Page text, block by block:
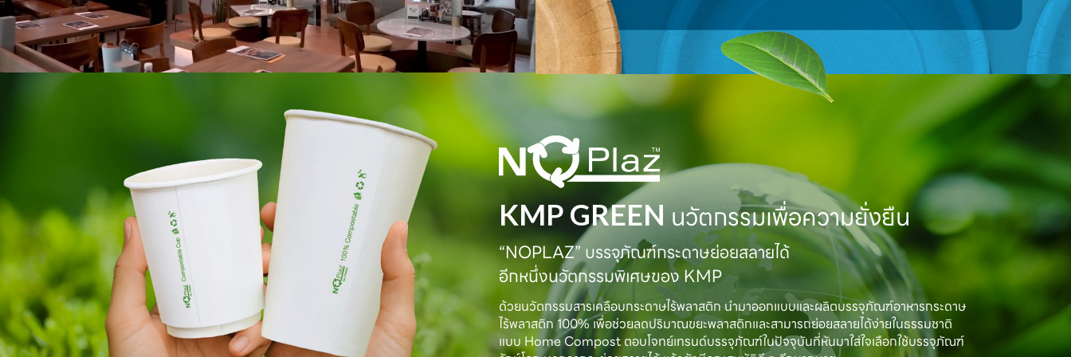
KMP GREENนวัตกรรมเพื่อความยั่งยืน
“NOPLAZ” บรรจุภัณฑ์กระดาษย่อยสลายได้
อีกหนึ่งนวัตกรรมพิเศษของ KMP
ด้วยนวัตกรรมสารเคลือบกระดาษไร้พลาสติก นำมาออกแบบและผลิตบรรจุภัณฑ์อาหารกระดาษ
ไร้พลาสติก 100% เพื่อช่วยลดปริมาณขยะพลาสติกและสามารถย่อยสลายได้ง่ายในธรรมชาติ
แบบ Home Compost ตอบโจทย์เทรนด์บรรจุภัณฑ์ในปัจจุบันที่หันมาใส่ใจเลือกใช้บรรจุภัณฑ์